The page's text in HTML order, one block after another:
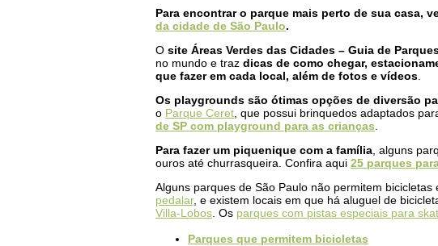
Para encontrar o parque mais perto de sua casa,
da cidade de São Paulo.
O site Áreas Verdes das Cidades – Guia de
no mundo e traz dicas de como chegar,
que fazer em cada local, além de fotos e vídeos
Os playgrounds são ótimas opções de diversão
o Parque Ceret , que possui brinquedos adaptados
de SP com playground para as crianças
Para fazer um piquenique com a família , alguns
ouros até churrasqueira. Confira aqui 25 parques
Alguns parques de São Paulo não permitem bicicletas
pedalar, e existem locais em que há aluguel de
Villa-Lobos . Os parques com pistas especiais para
Parques que permitem bicicletas